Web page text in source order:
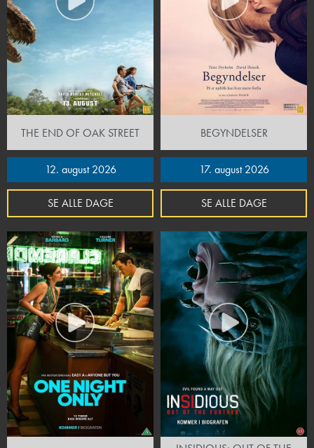
THE END OF OAK STREET
12. august 2026
SE ALLE DAGE
BEGYNDELSER
17. august 2026
SE ALLE DAGE